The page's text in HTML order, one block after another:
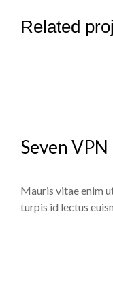
Related
Seven VPN
Mauris vitae enim
turpis id lectus